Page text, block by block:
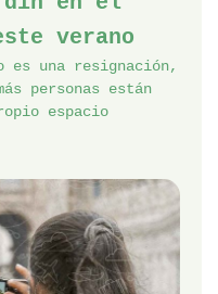
verano
una resignación,
personas están
espacio